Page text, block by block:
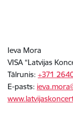
Ieva Mora
VISA “Latvijas
Tālrunis: +371
E-pasts: